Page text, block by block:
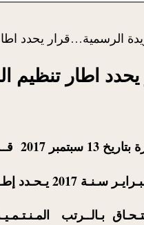
الرسمية…قرار يحدد
اطار تنظيم
بـالــرتب